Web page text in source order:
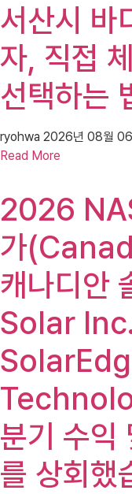
서산시 바
자, 직접
선택하는
ryohwa 2026년 08월
Read More
2026
가
캐나디안
Solar
분기 수익
를 상회했